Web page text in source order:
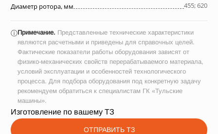
Диаметр ротора, мм
455; 620
ⓘПримечание. Представленные технические характеристики
являются расчетными и приведены для справочных целей.
Фактические показатели работы оборудования зависят от
физико-механических свойств перерабатываемого материала,
условий эксплуатации и особенностей технологического
процесса. Для подбора оборудования под конкретную задачу
рекомендуем обратиться к специалистам ГК «Тульские
машины».
Изготовление по вашему ТЗ
ОТПРАВИТЬ ТЗ